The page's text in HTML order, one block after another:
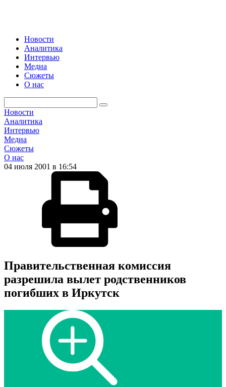
Новости
Аналитика
Интервью
Медиа
Сюжеты
О нас
Новости
Аналитика
Интервью
Медиа
Сюжеты
О нас
04 июля 2001 в 16:54
Правительственная комиссия
разрешила вылет родственников
погибших в Иркутск